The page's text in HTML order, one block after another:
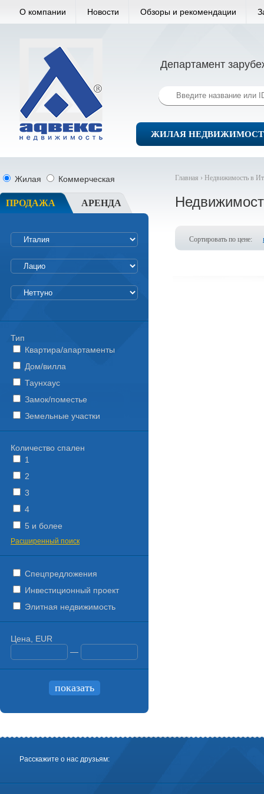
О компании Новости Обзоры и рекомендации
Департамент
ЖИЛАЯ
Главная › Недвижимость в
Сортировать по цене:
Жилая Коммерческая
ПРОДАЖА АРЕНДА
Тип
Квартира/апартаменты
Дом/вилла
Таунхаус
Замок/поместье
Земельные участки
Количество спален
1
2
3
4
5 и более
Расширенный поиск
Спецпредложения
Инвестиционный проект
Элитная недвижимость
Цена, EUR
—
Расскажите о нас друзьям: